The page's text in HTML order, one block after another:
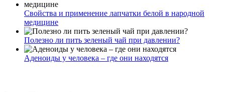
Свойства и применение лапчатки белой в народной
медицине
Полезно ли пить зеленый чай при давлении?
Аденоиды у человека – где они находятся